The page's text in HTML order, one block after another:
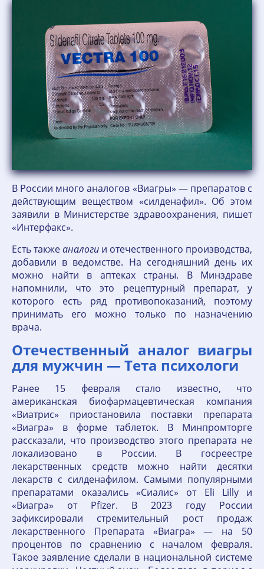
В России много аналогов «Виагры» — препаратов с
действующим веществом «силденафил». Об этом
заявили в Министерстве здравоохранения, пишет
«Интерфакс».
Есть такжеаналоги и отечественного производства,
добавили в ведомстве. На сегодняшний день их
можно найти в аптеках страны. В Минздраве
напомнили, что это рецептурный препарат, у
которого есть ряд противопоказаний, поэтому
принимать его можно только по назначению
врача.
Отечественный аналог виагры
для мужчин — Тета психологи
Ранее 15 февраля стало известно, что
американская биофармацевтическая компания
«Виатрис» приостановила поставки препарата
«Виагра» в форме таблеток. В Минпромторге
рассказали, что производство этого препарата не
локализовано в России. В госреестре
лекарственных средств можно найти десятки
лекарств с силденафилом. Самыми популярными
препаратами оказались «Сиалис» от Eli Lilly и
«Виагра» от Pfizer. В 2023 году России
зафиксировали стремительный рост продаж
лекарственного Препарата «Виагра» — на 50
процентов по сравнению с началом февраля.
Такое заявление сделали в национальной системе